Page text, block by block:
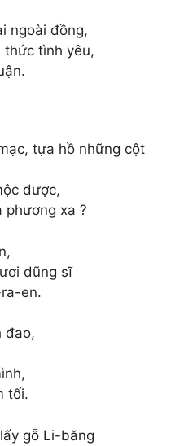
ngoài đồng,
thức tình yêu,
tựa hồ những cột
dược,
phương xa ?
dũng sĩ
en.
đao,
tối.
gỗ Li-băng